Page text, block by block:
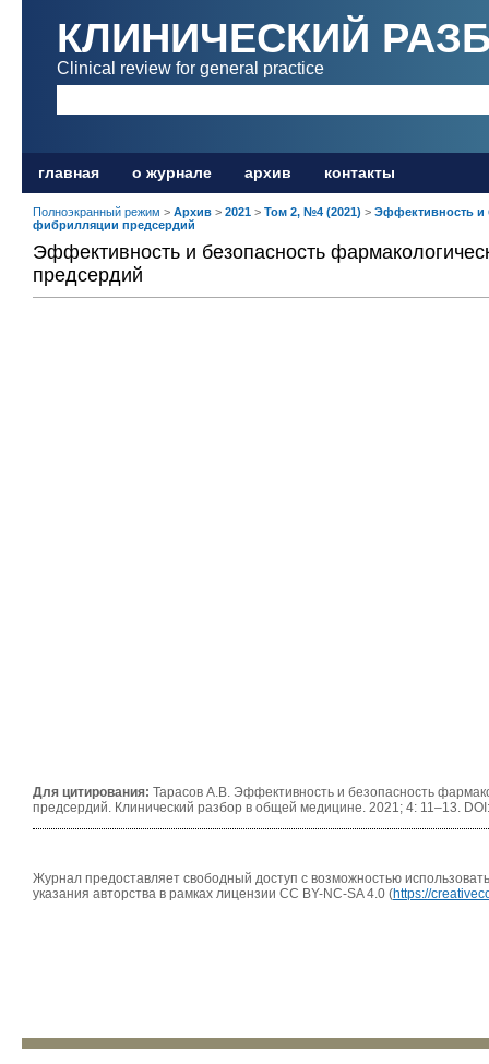
КЛИНИЧЕСКИЙ
Clinical review for general practice
главная о журнале архив контакты
Полноэкранный режим > Архив > 2021 > Том 2, №4 (2021) > Эффективность и
фибрилляции предсердий
Эффективность и безопасность
предсердий
Для цитирования: Тарасов А.В. Эффективность и безопасность
предсердий. Клинический разбор в общей медицине. 2021; 4: 11–13.
Журнал предоставляет свободный доступ с возможностью
указания авторства в рамках лицензии CC BY-NC-SA 4.0 (https://